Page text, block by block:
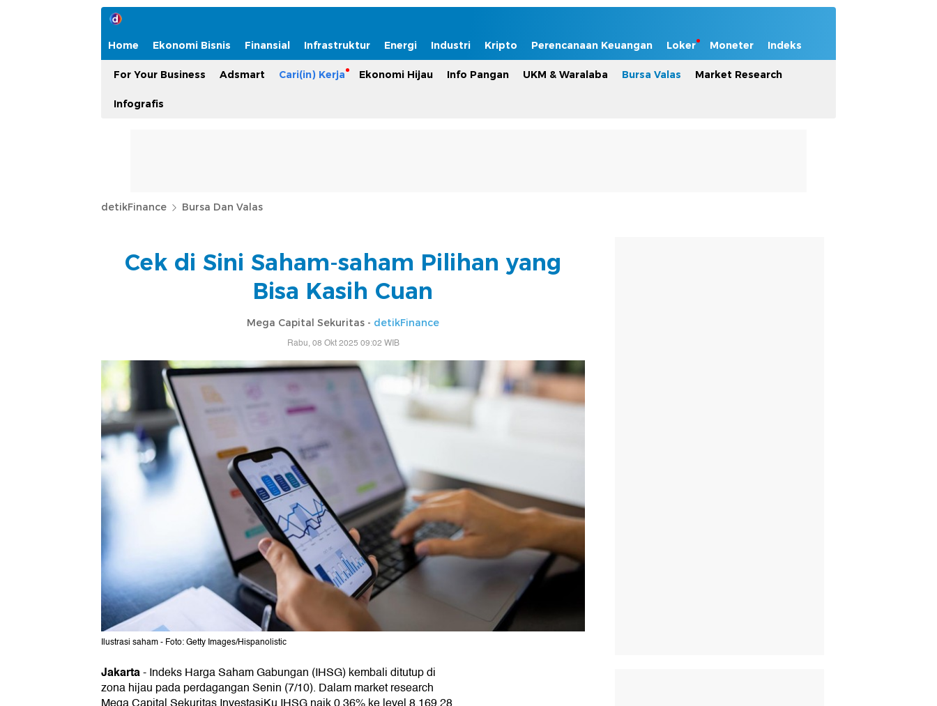
Home Ekonomi Bisnis Finansial Infrastruktur Energi Industri Kripto Perencanaan Keuangan Loker Moneter Indeks
For Your Business Adsmart Cari(in) Kerja Ekonomi Hijau Info Pangan UKM & Waralaba Bursa Valas Market Research
Infografis
detikFinance Bursa Dan Valas
Cek di Sini Saham-saham Pilihan yang
Bisa Kasih Cuan
Mega Capital Sekuritas - detikFinance
Rabu, 08 Okt 2025 09:02 WIB
Ilustrasi saham - Foto: Getty Images/Hispanolistic
Jakarta-Indeks Harga Saham Gabungan (IHSG) kembali ditutup di
zona hijau pada perdagangan Senin (7/10). Dalam market research